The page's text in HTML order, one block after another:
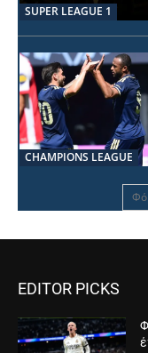
SUPER LEAGUE 1
CHAMPIONS LEAGUE
EDITOR PICKS